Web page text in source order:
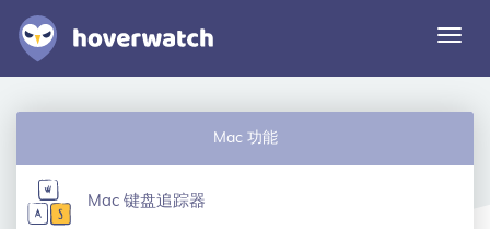
切
航
功能
Mac 功能
Mac 键盘追踪器